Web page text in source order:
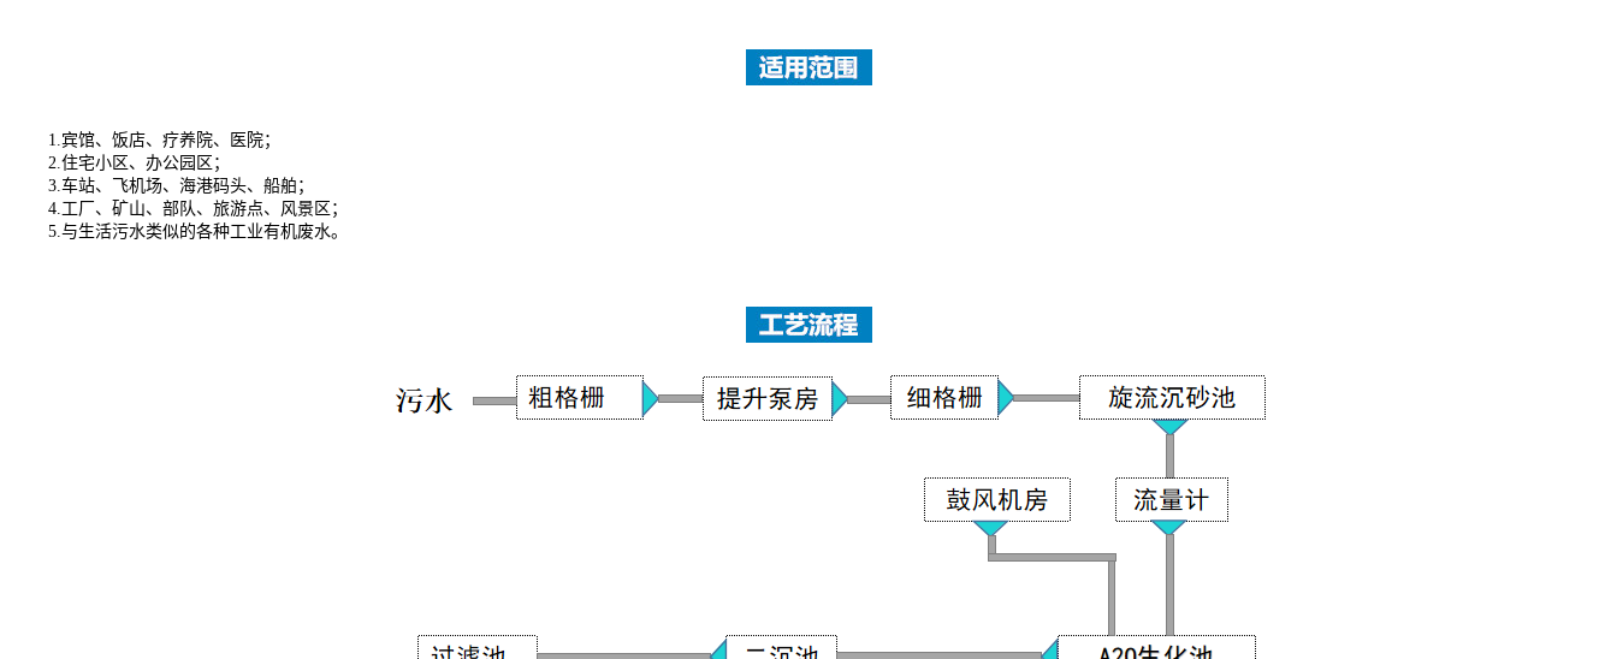
1.宾馆、饭店、疗养院、医院；
2.住宅小区、办公园区；
3.车站、飞机场、海港码头、船舶；
4. 工厂、矿山、部队、旅游点、风景区；
5.与生活污水类似的各种工业有机废水。